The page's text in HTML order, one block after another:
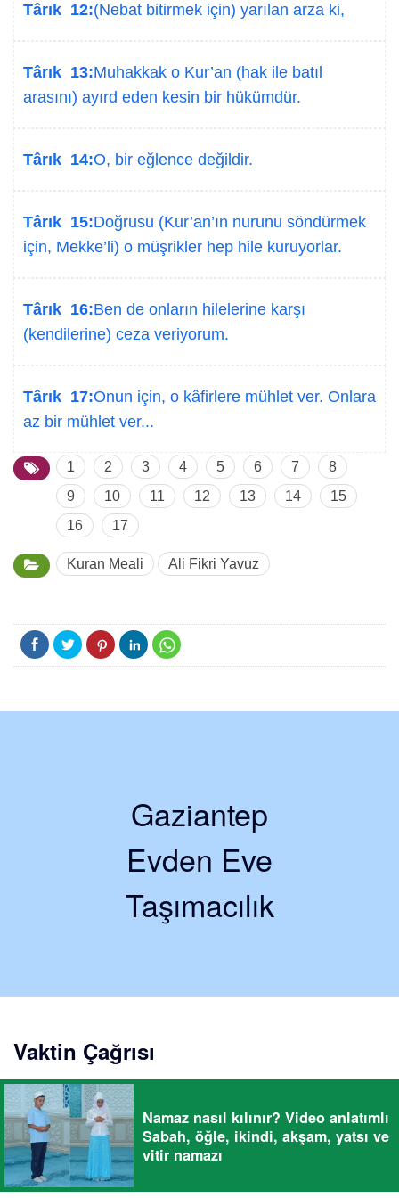
Târık 12:(Nebat bitirmek için) yarılan arza ki,
Târık 13:Muhakkak o Kur’an (hak ile batıl
arasını) ayırd eden kesin bir hükümdür.
Târık 14:O, bir eğlence değildir.
Târık 15:Doğrusu (Kur’an’ın nurunu söndürmek
için, Mekke’li) o müşrikler hep hile kuruyorlar.
Târık 16:Ben de onların hilelerine karşı
(kendilerine) ceza veriyorum.
Târık 17:Onun için, o kâfirlere mühlet ver. Onlara
az bir mühlet ver...
1 2 3 4 5 6 7
8
9
10 11 12 13 14
15
16
17
Kuran Meali Ali Fikri Yavuz
Gaziantep
Evden Eve
Taşımacılık
Vaktin Çağrısı
Namaz nasıl kılınır? Video anlatımlı
Sabah, öğle, ikindi, akşam, yatsı ve
vitir namazı